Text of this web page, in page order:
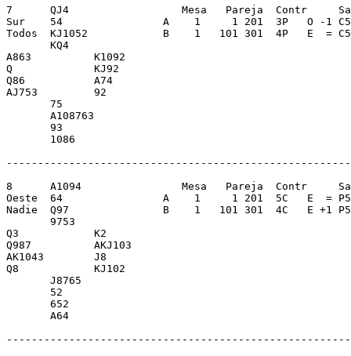
7      QJ4                  Mesa   Pareja  Contr     Sal
Sur    54                A    1     1 201  3P   O -1
Todos  KJ1052            B    1   101 301  4P   E  =
       KQ4
A863          K1092
Q             KJ92
Q86           A74
AJ753         92
       75
       A108763
       93
       1086
8      A1094                Mesa   Pareja  Contr
Oeste  64                A    1     1 201  5C   E  =
Nadie  Q97               B    1   101 301  4C   E +1
       9753
Q3            K2
Q987          AKJ103
AK1043        J8
Q8            KJ102
       J8765
       52
       652
       A64